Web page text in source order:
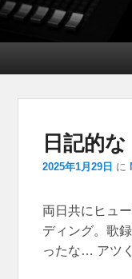
日記的
2025年1月29日 に
両日共にヒュ
ディング。歌
ったな… アツ